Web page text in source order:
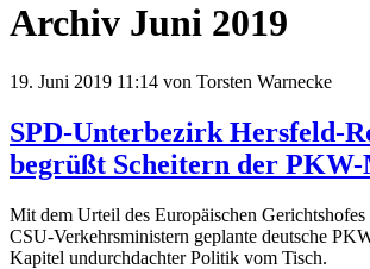
Archiv Juni 2019
19. Juni 2019 11:14 von Torsten Warnecke
SPD-Unterbezirk Hersfeld-
begrüßt Scheitern der
Mit dem Urteil des Europäischen Gerichtshofes
CSU-Verkehrsministern geplante deutsche
Kapitel undurchdachter Politik vom Tisch.